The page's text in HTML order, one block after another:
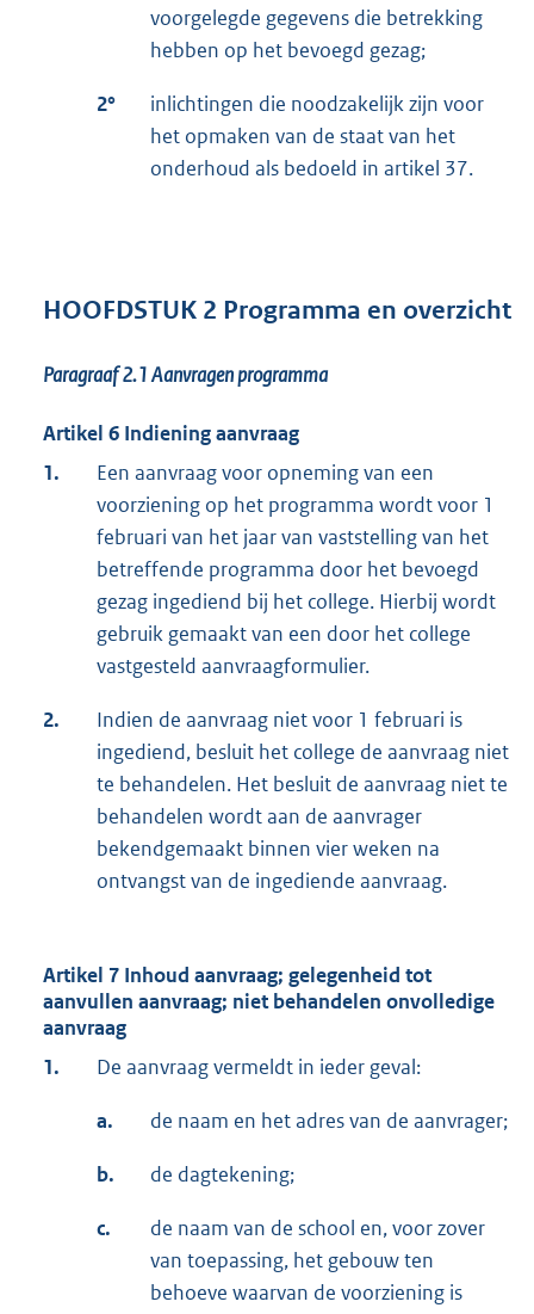
voorgelegde gegevens die betrekking
hebben op het bevoegd gezag;
2°
inlichtingen die noodzakelijk zijn voor
het opmaken van de staat van het
onderhoud als bedoeld in artikel 37.
HOOFDSTUK 2 Programma en overzicht
Paragraaf 2.1Aanvragen programma
Artikel 6 Indiening aanvraag
1.
Een aanvraag voor opneming van een
voorziening op het programma wordt voor 1
februari van het jaar van vaststelling van het
betreffende programma door het bevoegd
gezag ingediend bij het college. Hierbij wordt
gebruik gemaakt van een door het college
vastgesteld aanvraagformulier.
2.
Indien de aanvraag niet voor 1 februari is
ingediend, besluit het college de aanvraag niet
te behandelen. Het besluit de aanvraag niet te
behandelen wordt aan de aanvrager
bekendgemaakt binnen vier weken na
ontvangst van de ingediende aanvraag.
Artikel 7 Inhoud aanvraag; gelegenheid tot
aanvullen aanvraag; niet behandelen onvolledige
aanvraag
1.
De aanvraag vermeldt in ieder geval:
a. de naam en het adres van de aanvrager;
b. de dagtekening;
c.
de naam van de school en, voor zover
van toepassing, het gebouw ten
behoeve waarvan de voorziening is